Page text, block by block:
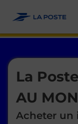
La
AU
Acheter un
Le lien s'ouvre